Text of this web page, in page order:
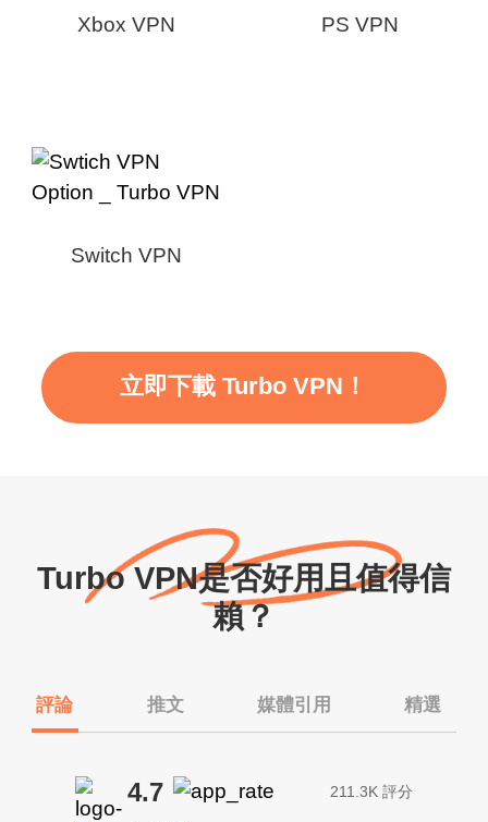
Xbox VPN PS VPN
Switch VPN
立即下載 Turbo VPN！
Turbo VPN是否好用且值得信
賴？
評論 推文 媒體引用 精選
4.7 211.3K 評分